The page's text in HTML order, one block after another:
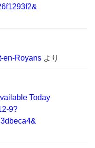
en-Royans より
Today
9?